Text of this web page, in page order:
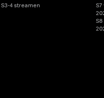
S3-4 streamen